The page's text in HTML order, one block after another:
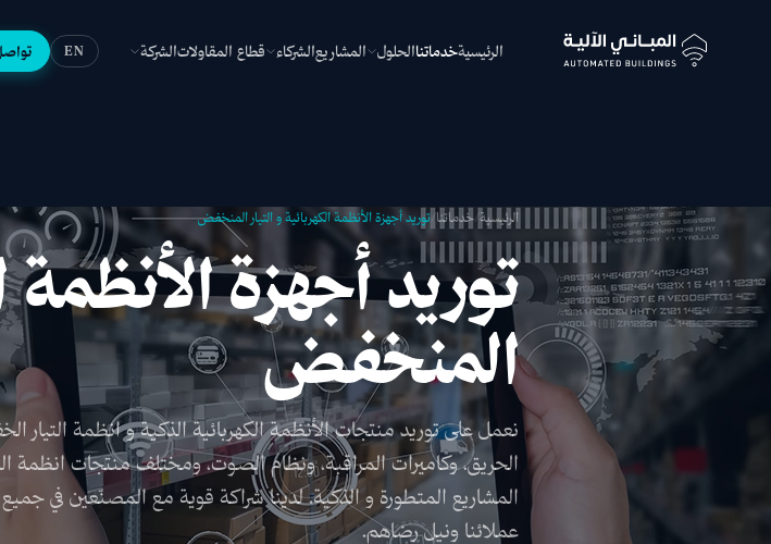
الرئيسيةخدماتناالحلول المشاريعالشركاء قطاع المقاولاتالشركة EN
الرئيسية/خدماتنا/توريد أجهزة الأنظمة الكهربائية و التيار المنخفض
توريد أجهزة الأنظمة
المنخفض
نعمل على توريد منتجات الأنظمة الكهربائية الذكية و انظمة التيار
الحريق، وكاميرات المراقبة، ونظام الصوت، ومختلف منتجات انظمة
المشاريع المتطورة و الذكية. لدينا شراكة قوية مع المصنّعين في جميع
عملائنا ونيل رضاهم.